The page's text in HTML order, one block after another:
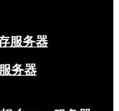
务器